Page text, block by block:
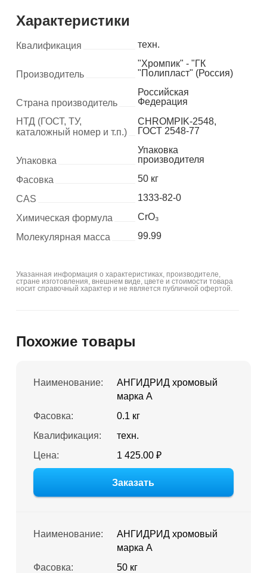
Характеристики
Квалификация техн.
Производитель
"Хромпик" - "ГК
"Полипласт" (Россия)
Страна производитель
Российская
Федерация
НТД (ГОСТ, ТУ,
каталожный номер и т.п.)
CHROMPIK-2548,
ГОСТ 2548-77
Упаковка
Упаковка
производителя
Фасовка
50 кг
CAS
1333-82-0
Химическая формула
CrO₃
Молекулярная масса
99.99
Указанная информация о характеристиках, производителе,
стране изготовления, внешнем виде, цвете и стоимости товара
носит справочный характер и не является публичной офертой.
Похожие товары
Наименование:
АНГИДРИД хромовый
марка А
Фасовка:
0.1 кг
Квалификация:
техн.
Цена:
1 425.00 ₽
Заказать
Наименование:
АНГИДРИД хромовый
марка А
Фасовка:
50 кг